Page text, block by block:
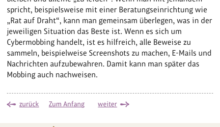
spricht, beispielsweise mit einer Beratungseinrichtung wie
„Rat auf Draht“, kann man gemeinsam überlegen, was in der
jeweiligen Situation das Beste ist. Wenn es sich um
Cybermobbing handelt, ist es hilfreich, alle Beweise zu
sammeln, beispielweise Screenshots zu machen, E-Mails und
Nachrichten aufzubewahren. Damit kann man später das
Mobbing auch nachweisen.
zurück Zum Anfang weiter